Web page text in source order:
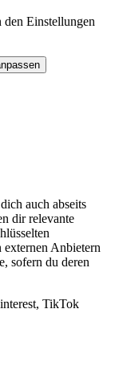
Einstellungen
auch abseits
dir relevante
externen Anbietern
sofern du deren
TikTok